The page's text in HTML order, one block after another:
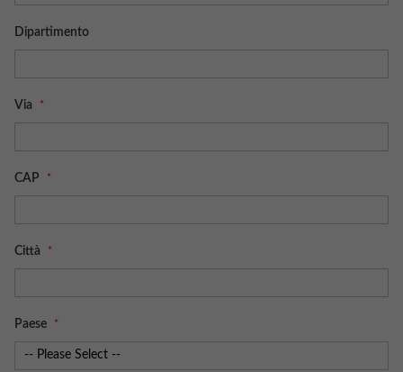
Dipartimento
Via
CAP
Città
Paese